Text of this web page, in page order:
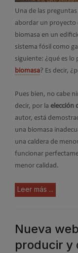
Una de las
abordar un proyecto
biomasa en un
sistema fósil como
siguiente: ¿qué es lo
biomasa? Es decir,
Pues bien, no cabe
decir, por la elección
autor, está
una biomasa
una caldera de
funcionar
menor calidad.
Leer más ...
Nueva
producir y